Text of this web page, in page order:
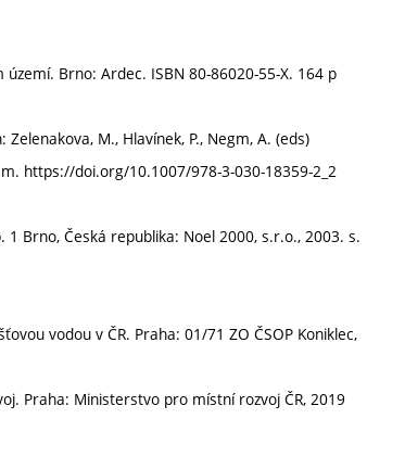
Brno: Ardec. ISBN 80-86020-55-X. 164 p
M., Hlavínek, P., Negm, A. (eds)
https://doi.org/10.1007/978-3-030-18359-2_2
1 Brno, Česká republika: Noel 2000, s.r.o., 2003. s.
vodou v ČR. Praha: 01/71 ZO ČSOP Koniklec,
Praha: Ministerstvo pro místní rozvoj ČR, 2019